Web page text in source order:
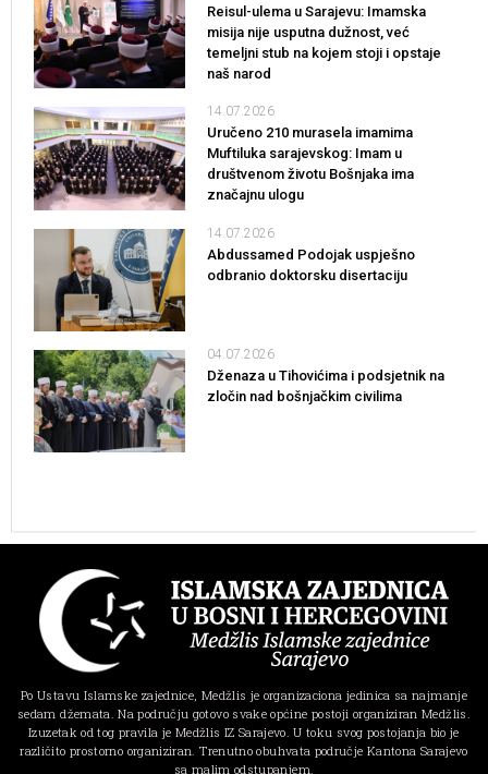
Reisul-ulema u Sarajevu: Imamska
misija nije usputna dužnost, već
temeljni stub na kojem stoji i opstaje
naš narod
14.07.2026
Uručeno 210 murasela imamima
Muftiluka sarajevskog: Imam u
društvenom životu Bošnjaka ima
značajnu ulogu
14.07.2026
Abdussamed Podojak uspješno
odbranio doktorsku disertaciju
04.07.2026
Dženaza u Tihovićima i podsjetnik na
zločin nad bošnjačkim civilima
Po Ustavu Islamske zajednice, Medžlis je organizaciona jedinica sa najmanje
sedam džemata. Na području gotovo svake općine postoji organiziran Medžlis.
Izuzetak od tog pravila je Medžlis IZ Sarajevo. U toku svog postojanja bio je
različito prostorno organiziran. Trenutno obuhvata područje Kantona Sarajevo
sa malim odstupanjem.